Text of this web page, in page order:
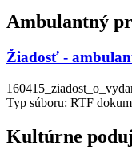
Ambulantný
Žiadosť -
Typ súboru: RTF
Kultúrne